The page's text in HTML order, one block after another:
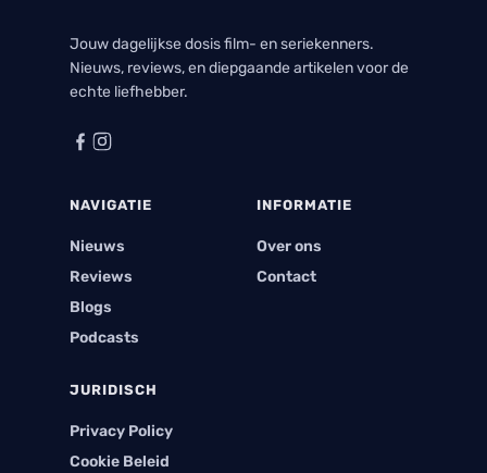
Jouw dagelijkse dosis film- en seriekenners.
Nieuws, reviews, en diepgaande artikelen voor de
echte liefhebber.
NAVIGATIE
Nieuws
Reviews
Blogs
Podcasts
INFORMATIE
Over ons
Contact
JURIDISCH
Privacy Policy
Cookie Beleid